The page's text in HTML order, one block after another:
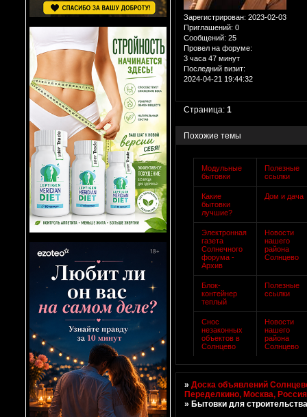
Зарегистрирован: 2023-02-03
Приглашений: 0
Сообщений: 25
Провел на форуме:
3 часа 47 минут
Последний визит:
2024-04-21 19:44:32
Страница:1
Похожие темы
Модульные
бытовки
Полезные
ссылки
Какие
бытовки
лучшие?
Дом и дача
Электронная
газета
Солнечного
форума -
Архив
Новости
нашего
района
Солнцево
Блок-
контейнер
теплый
Полезные
ссылки
Снос
незаконных
объектов в
Солнцево
Новости
нашего
района
Солнцево
»Доска объявлений
Переделкино, Москва, Россия
»Бытовки для